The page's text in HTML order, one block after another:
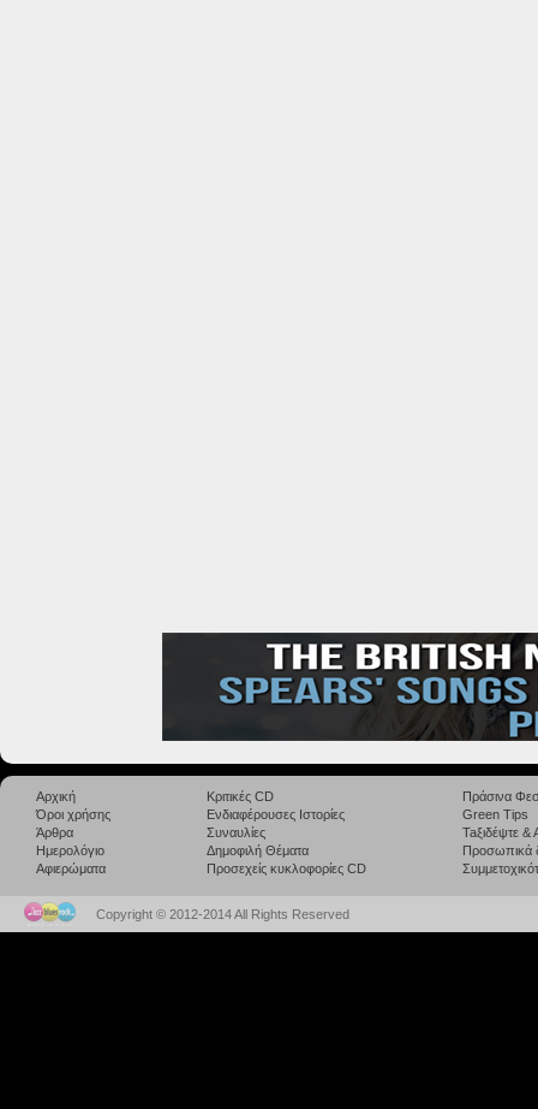
Αρχική
Όροι χρήσης
Άρθρα
Ημερολόγιο
Αφιερώματα
Κριτικές CD
Ενδιαφέρουσες Ιστορίες
Συναυλίες
Δημοφιλή Θέματα
Προσεχείς κυκλοφορίες CD
Πράσινα
Green Tips
Taξιδέψτε
Προσωπικά
Copyright © 2012-2014 All Rights Reserved